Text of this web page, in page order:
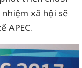
xã hội sẽ
APEC.